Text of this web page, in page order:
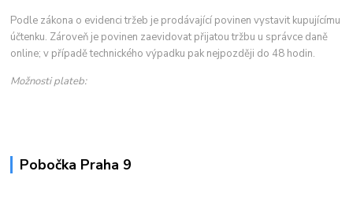
Podle zákona o evidenci tržeb je prodávající povinen vystavit kupujícímu
účtenku. Zároveň je povinen zaevidovat přijatou tržbu u správce daně
online; v případě technického výpadku pak nejpozději do 48 hodin.
Možnosti plateb:
Pobočka Praha 9